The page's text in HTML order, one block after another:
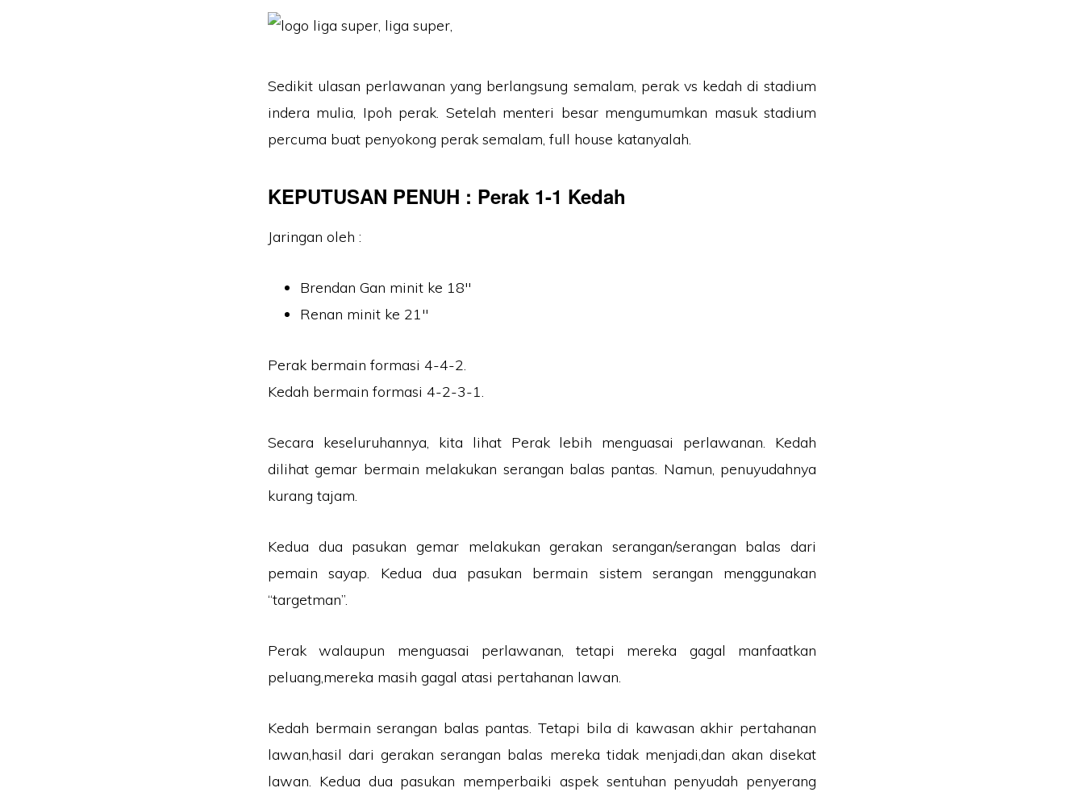
Sedikit ulasan perlawanan yang berlangsung semalam, perak vs kedah di stadium
indera mulia, Ipoh perak. Setelah menteri besar mengumumkan masuk stadium
percuma buat penyokong perak semalam, full house katanyalah.
KEPUTUSAN PENUH : Perak 1-1 Kedah
Jaringan oleh :
Brendan Gan minit ke 18″
Renan minit ke 21″
Perak bermain formasi 4-4-2.
Kedah bermain formasi 4-2-3-1.
Secara keseluruhannya, kita lihat Perak lebih menguasai perlawanan. Kedah
dilihat gemar bermain melakukan serangan balas pantas. Namun, penuyudahnya
kurang tajam.
Kedua dua pasukan gemar melakukan gerakan serangan/serangan balas dari
pemain sayap. Kedua dua pasukan bermain sistem serangan menggunakan
“targetman”.
Perak walaupun menguasai perlawanan, tetapi mereka gagal manfaatkan
peluang,mereka masih gagal atasi pertahanan lawan.
Kedah bermain serangan balas pantas. Tetapi bila di kawasan akhir pertahanan
lawan,hasil dari gerakan serangan balas mereka tidak menjadi,dan akan disekat
lawan. Kedua dua pasukan memperbaiki aspek sentuhan penyudah penyerang